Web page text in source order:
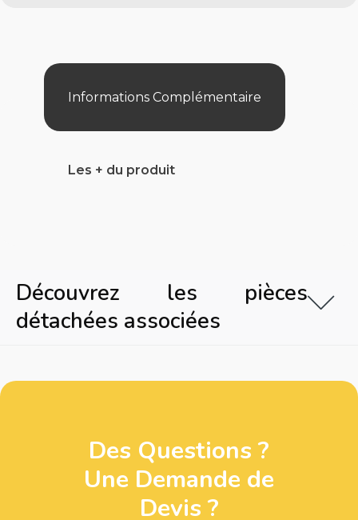
Informations Complémentaire
Les + du produit
Découvrez les pièces
détachées associées
Des Questions ?
Une Demande de
Devis ?